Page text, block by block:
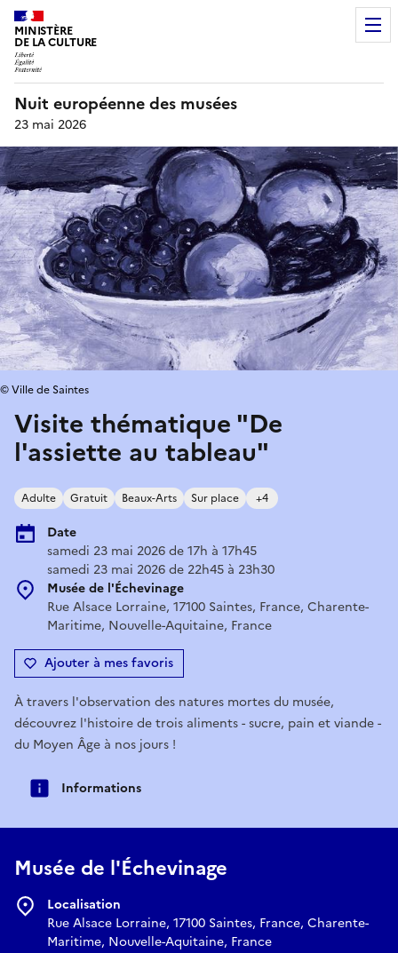
MINISTÈRE
DE LA CULTURE
Nuit européenne des musées
23 mai 2026
Visite thématique "De
l'assiette au tableau"
Adulte Gratuit Beaux-Arts Sur place +4
Date
samedi 23 mai 2026 de 17h à 17h45
samedi 23 mai 2026 de 22h45 à 23h30
Musée de l'Échevinage
Rue Alsace Lorraine, 17100 Saintes, France, Charente-
Maritime, Nouvelle-Aquitaine, France
Ajouter à mes favoris
© Ville de Saintes
À travers l'observation des natures mortes du musée,
découvrez l'histoire de trois aliments - sucre, pain et viande -
du Moyen Âge à nos jours !
Informations
Musée de l'Échevinage
Localisation
Rue Alsace Lorraine, 17100 Saintes, France, Charente-
Maritime, Nouvelle-Aquitaine, France